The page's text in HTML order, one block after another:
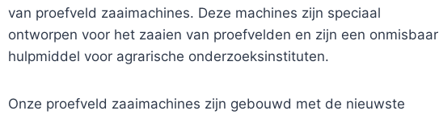
van proefveld zaaimachines. Deze machines zijn speciaal
ontworpen voor het zaaien van proefvelden en zijn een onmisbaar
hulpmiddel voor agrarische onderzoeksinstituten.
Onze proefveld zaaimachines zijn gebouwd met de nieuwste